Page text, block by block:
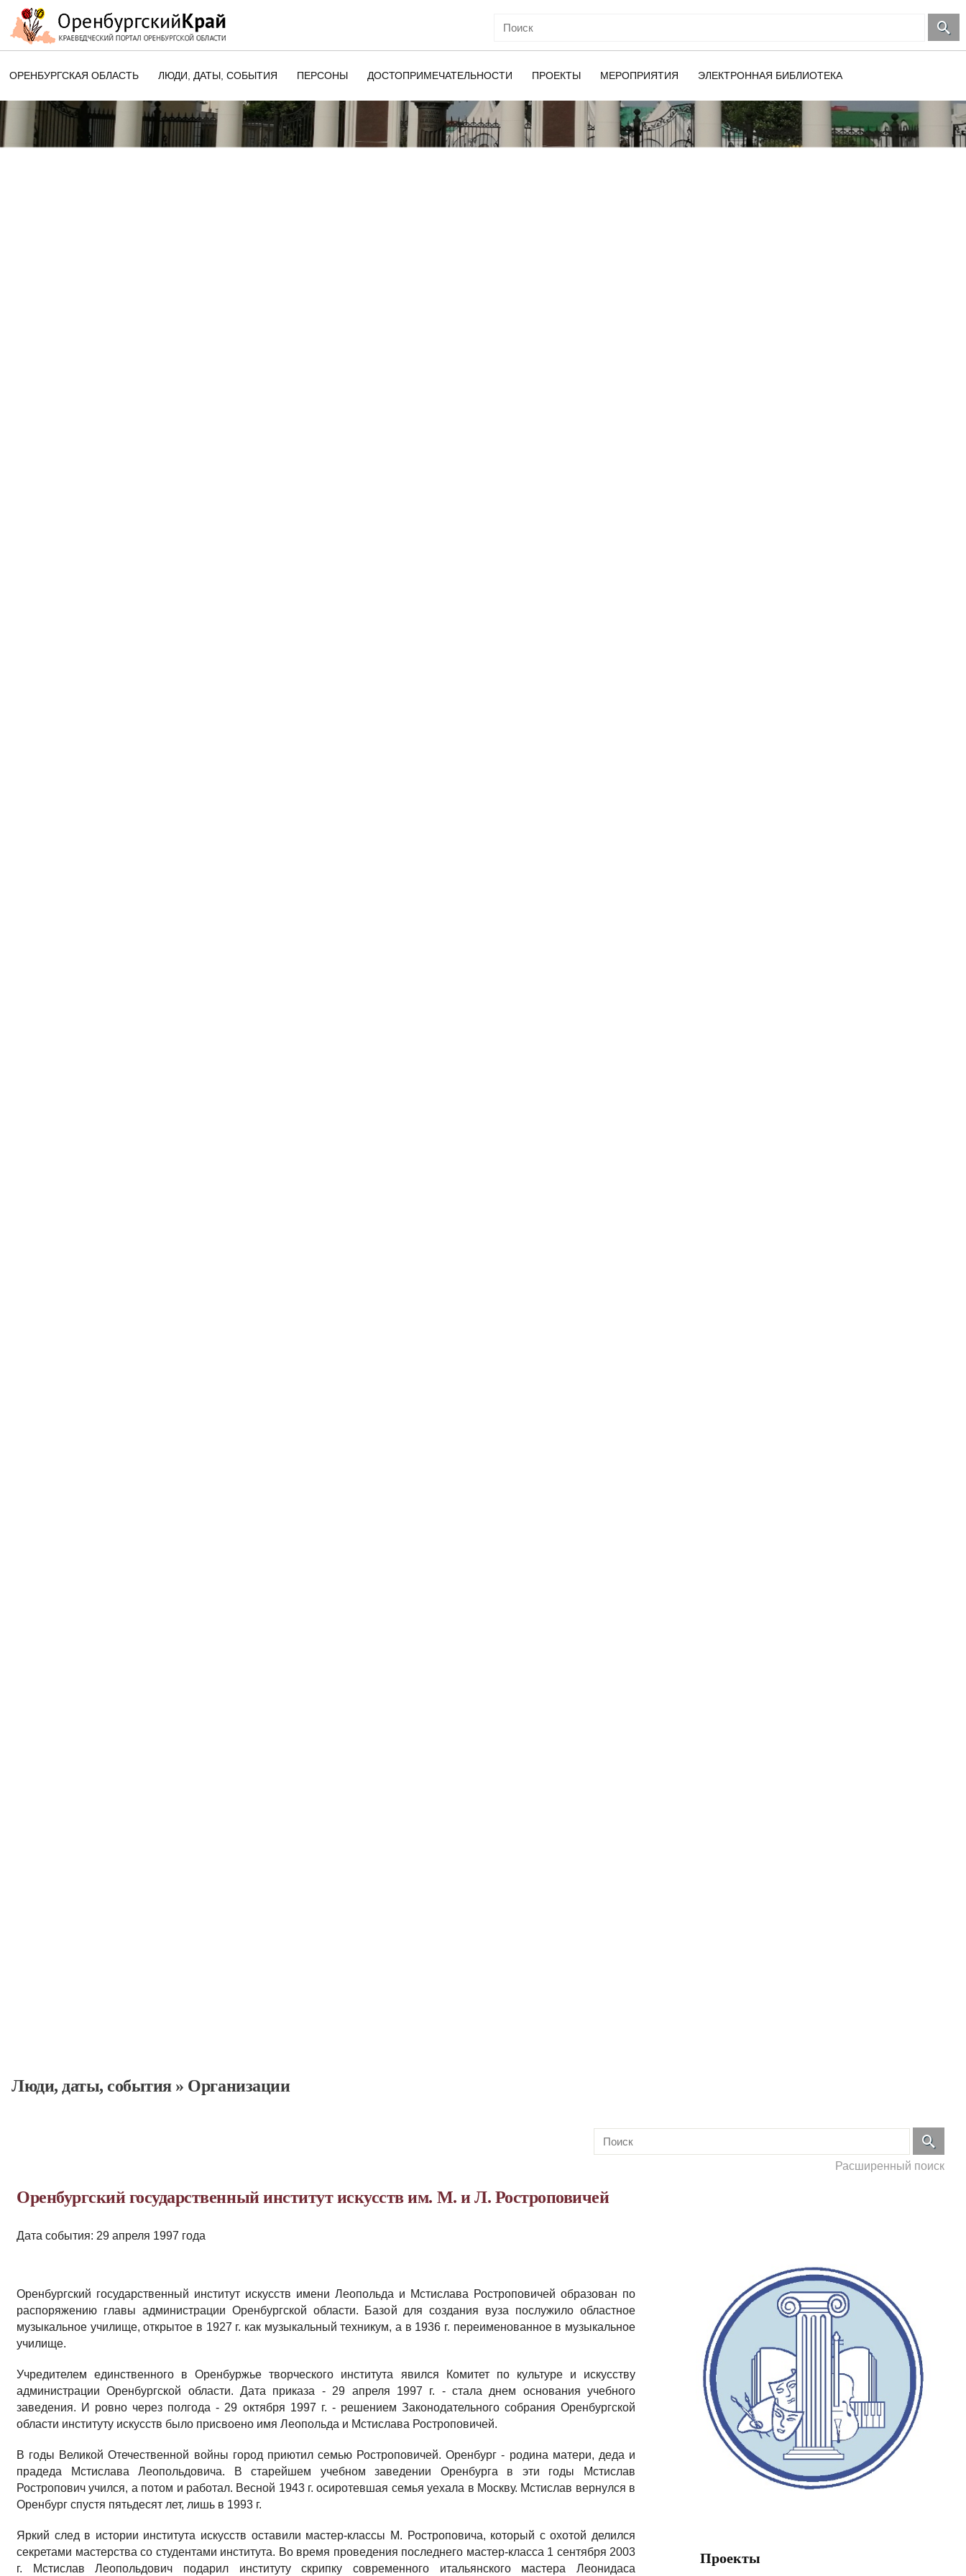
ОРЕНБУРГСКАЯ ОБЛАСТЬ ЛЮДИ, ДАТЫ, CОБЫТИЯ
ЭТОТ ДЕНЬ В ИСТОРИИ
ОРЕНБУРГСКОГО КРАЯ
ПЕРСОНЫ ДОСТОПРИМЕЧАТЕЛЬНОСТИ ПРОЕКТЫ МЕРОПРИЯТИЯ ЭЛЕКТРОННАЯ БИБЛИОТЕКА
Люди, даты, cобытия» Организации
Расширенный поиск
Оренбургский государственный институт искусств им. М. и Л. Ростроповичей
Дата события: 29 апреля 1997 года
Оренбургский государственный институт искусств имени Леопольда и Мстислава Ростроповичей образован по
распоряжению главы администрации Оренбургской области. Базой для создания вуза послужило областное
музыкальное училище, открытое в 1927 г. как музыкальный техникум, а в 1936 г. переименованное в музыкальное
училище.
Учредителем единственного в Оренбуржье творческого института явился Комитет по культуре и искусству
администрации Оренбургской области. Дата приказа - 29 апреля 1997 г. - стала днем основания учебного
заведения. И ровно через полгода - 29 октября 1997 г. - решением Законодательного собрания Оренбургской
области институту искусств было присвоено имя Леопольда и Мстислава Ростроповичей.
В годы Великой Отечественной войны город приютил семью Ростроповичей. Оренбург - родина матери, деда и
прадеда Мстислава Леопольдовича. В старейшем учебном заведении Оренбурга в эти годы Мстислав
Ростропович учился, а потом и работал. Весной 1943 г. осиротевшая семья уехала в Москву. Мстислав вернулся в
Оренбург спустя пятьдесят лет, лишь в 1993 г.
Яркий след в истории института искусств оставили мастер-классы М. Ростроповича, который с охотой делился
секретами мастерства со студентами института. Во время проведения последнего мастер-класса 1 сентября 2003
г. Мстислав Леопольдович подарил институту скрипку современного итальянского мастера Леонидаса
Проекты